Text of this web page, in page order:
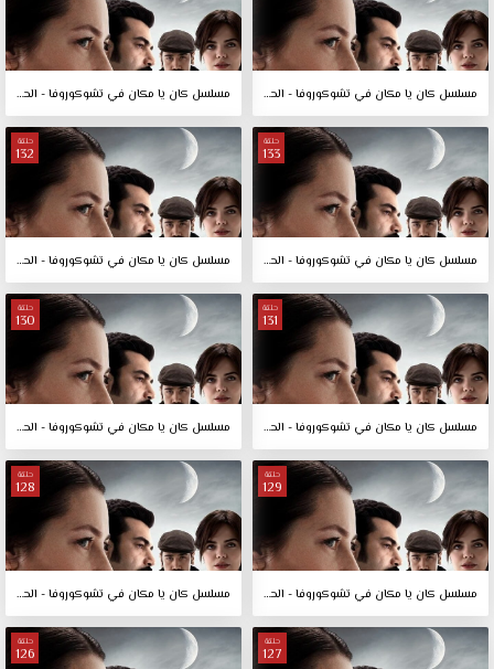
مسلسل كان يا مكان في تشوكوروفا - الحلقة 135 مسلسل كان يا مكان في تشوكوروفا - الحلقة 134
حلقة
133
مسلسل كان يا مكان في تشوكوروفا - الحلقة 133
حلقة
132
مسلسل كان يا مكان في تشوكوروفا - الحلقة 132
حلقة
131
مسلسل كان يا مكان في تشوكوروفا - الحلقة 131
حلقة
130
مسلسل كان يا مكان في تشوكوروفا - الحلقة 130
حلقة
129
مسلسل كان يا مكان في تشوكوروفا - الحلقة 129
حلقة
128
مسلسل كان يا مكان في تشوكوروفا - الحلقة 128
حلقة
127
حلقة
126